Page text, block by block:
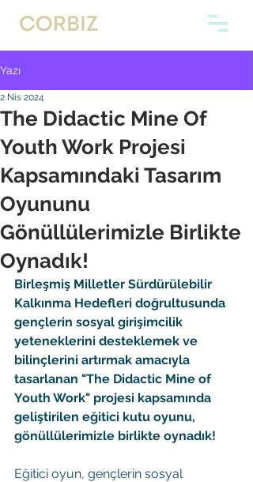
Yazı
The Didactic Mine Of
Youth Work Projesi
Kapsamındaki Tasarım
Oyununu
Gönüllülerimizle Birlikte
Oynadık!
2 Nis 2024
Birleşmiş Milletler Sürdürülebilir
Kalkınma Hedefleri doğrultusunda
gençlerin sosyal girişimcilik
yeteneklerini desteklemek ve
bilinçlerini artırmak amacıyla
tasarlanan "The Didactic Mine of
Youth Work" projesi kapsamında
geliştirilen eğitici kutu oyunu,
gönüllülerimizle birlikte oynadık!
Eğitici oyun, gençlerin sosyal